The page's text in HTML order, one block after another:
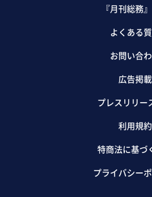
『月刊総務
よくある
お問い合
広告掲載
プレスリリー
利用規約
特商法に基づ
プライバシー